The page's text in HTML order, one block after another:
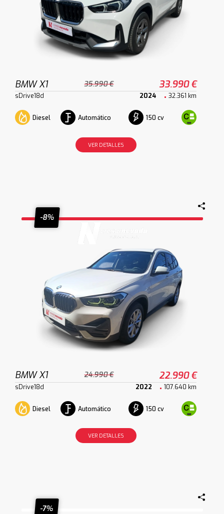
BMW X1 35.990 € 33.990 €
sDrive18d 2024 32.361 km
Diesel Automático 150 cv
VER DETALLES
-8%
BMW X1 24.990 € 22.990 €
sDrive18d 2022 107.640 km
Diesel Automático 150 cv
VER DETALLES
-7%